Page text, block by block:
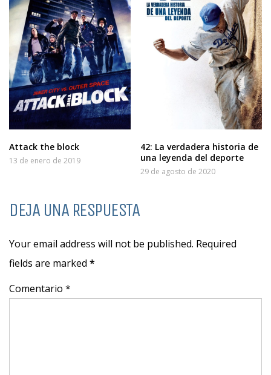
Attack the block
13 de enero de 2019
42: La verdadera historia de
una leyenda del deporte
29 de agosto de 2020
DEJA UNA RESPUESTA
Your email address will not be published. Required
fields are marked *
Comentario *